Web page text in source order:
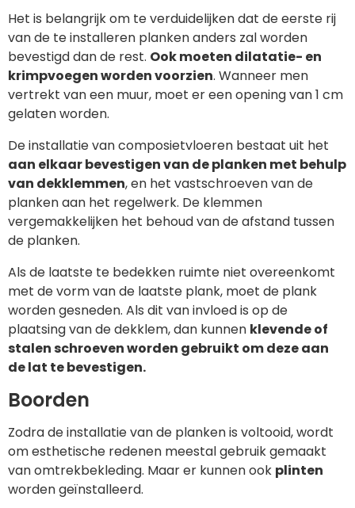
Het is belangrijk om te verduidelijken dat de eerste rij
van de te installeren planken anders zal worden
bevestigd dan de rest. Ook moeten dilatatie- en
krimpvoegen worden voorzien. Wanneer men
vertrekt van een muur, moet er een opening van 1 cm
gelaten worden.
De installatie van composietvloeren bestaat uit het
aan elkaar bevestigen van de planken met behulp
van dekklemmen, en het vastschroeven van de
planken aan het regelwerk. De klemmen
vergemakkelijken het behoud van de afstand tussen
de planken.
Als de laatste te bedekken ruimte niet overeenkomt
met de vorm van de laatste plank, moet de plank
worden gesneden. Als dit van invloed is op de
plaatsing van de dekklem, dan kunnen klevende of
stalen schroeven worden gebruikt om deze aan
de lat te bevestigen.
Boorden
Zodra de installatie van de planken is voltooid, wordt
om esthetische redenen meestal gebruik gemaakt
van omtrekbekleding. Maar er kunnen ook plinten
worden geïnstalleerd.